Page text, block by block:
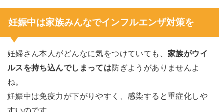
妊娠中は家族みんなでインフルエンザ対策を
妊婦さん本人がどんなに気をつけていても、家族がウイ
ルスを持ち込んでしまっては防ぎようがありませんよ
ね。
妊娠中は免疫力が下がりやすく、感染すると重症化しや
すいのです。